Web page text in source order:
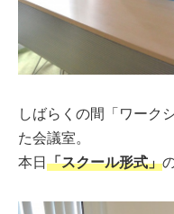
しばらくの間「ワーク
た会議室。
本日「スクール形式」